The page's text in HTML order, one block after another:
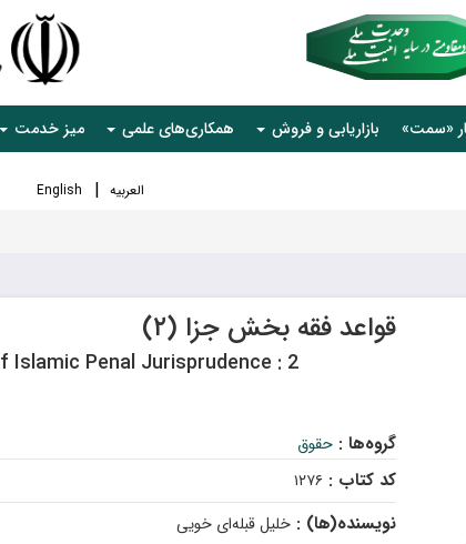
«سمت» بازاریابی و فروش همکاری‌های علمی میز خدمت
العربیه English
قواعد فقه بخش جزا (۲)
Islamic Penal Jurisprudence : 2
گروه‌ها :حقوق
کد کتاب :۱۲۷۶
نویسنده(ها) :خلیل قبله‌ای خویی